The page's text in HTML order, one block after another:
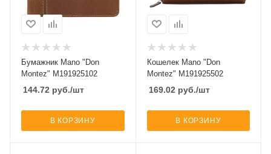
Бумажник Mano "Don
Montez" M191925102
144.72 руб./шт
В КОРЗИНУ
Кошелек Mano "Don
Montez" M191925502
169.02 руб./шт
В КОРЗИНУ